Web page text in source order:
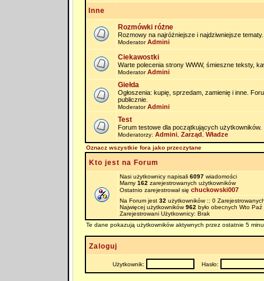
Inne
Rozmówki różne
Rozmowy na najróżniejsze i najdziwniejsze tematy.
ModeratorAdmini
Ciekawostki
Warte polecenia strony WWW, śmieszne teksty,
ModeratorAdmini
Giełda
Ogłoszenia: kupię, sprzedam, zamienię i inne.
publicznie.
ModeratorAdmini
Test
Forum testowe dla początkujących użytkowników.
Moderatorzy: Admini, Zarząd Władze
Oznacz wszystkie fora jako przeczytane
Kto jest na Forum
Nasi użytkownicy napisali 6097wiadomości
Mamy 162 zarejestrowanych użytkowników
Ostatnio zarejestrował się chuckowski007
Na Forum jest 32 użytkowników :: 0
Najwięcej użytkowników962 było obecnych Wto
Zarejestrowani Użytkownicy: Brak
Te dane pokazują użytkowników aktywnych przez ostatnie 5
Zaloguj
Użytkownik: Hasło: